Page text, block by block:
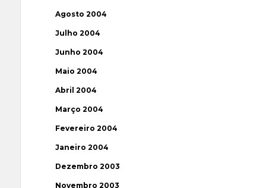
Agosto 2004
Julho 2004
Junho 2004
Maio 2004
Abril 2004
Março 2004
Fevereiro 2004
Janeiro 2004
Dezembro 2003
Novembro 2003